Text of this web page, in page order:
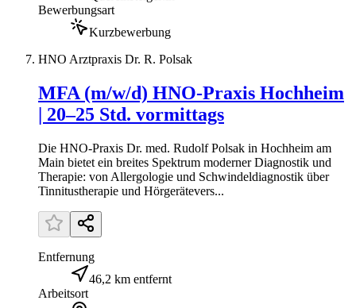
Bewerbungsart
Kurzbewerbung
HNO Arztpraxis Dr. R. Polsak
MFA (m/w/d) HNO-Praxis Hochheim
| 20–25 Std. vormittags
Die HNO-Praxis Dr. med. Rudolf Polsak in Hochheim am
Main bietet ein breites Spektrum moderner Diagnostik und
Therapie: von Allergologie und Schwindeldiagnostik über
Tinnitustherapie und Hörgerätevers...
Entfernung
46,2 km entfernt
Arbeitsort